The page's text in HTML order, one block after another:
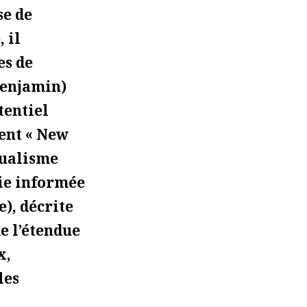
de
il
de
« New
informée
décrite
l’étendue